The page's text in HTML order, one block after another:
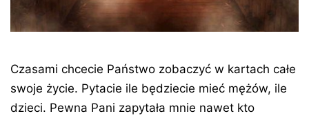
Czasami chcecie Państwo zobaczyć w kartach całe
swoje życie. Pytacie ile będziecie mieć mężów, ile
dzieci. Pewna Pani zapytała mnie nawet kto